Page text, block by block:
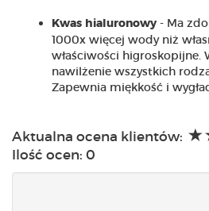
Kwas hialuronowy - Ma
1000x więcej wody niż
właściwości higroskopijne.
nawilżenie wszystkich
Zapewnia miękkość i
Aktualna ocena klientów:
Ilość ocen: 0